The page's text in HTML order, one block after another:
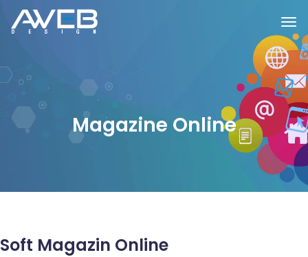
Magazine Online
Soft Magazin Online